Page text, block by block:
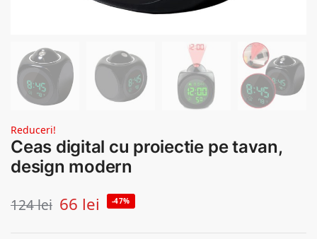
Reduceri!
Ceas digital cu proiectie pe tavan,
design modern
124lei 66 lei -47%